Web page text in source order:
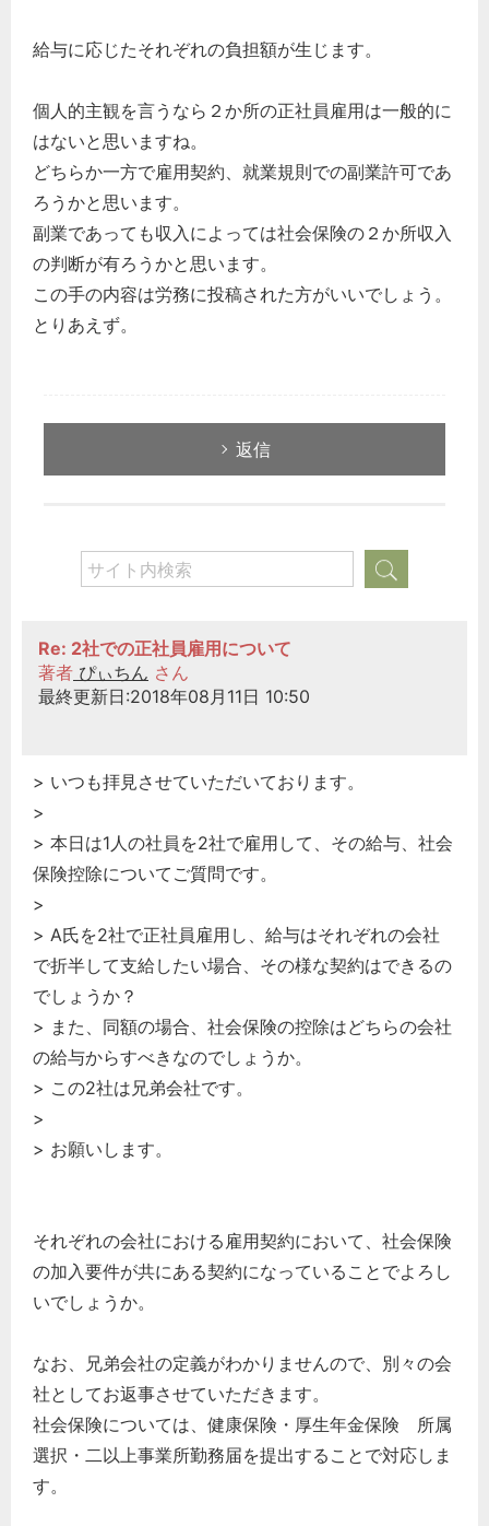
給与に応じたそれぞれの負担額が生じます。
個人的主観を言うなら２か所の正社員雇用は一般的に
はないと思いますね。
どちらか一方で雇用契約、就業規則での副業許可であ
ろうかと思います。
副業であっても収入によっては社会保険の２か所収入
の判断が有ろうかと思います。
この手の内容は労務に投稿された方がいいでしょう。
とりあえず。
返信
Re: 2社での正社員雇用について
著者 ぴぃちん さん
最終更新日:2018年08月11日 10:50
> いつも拝見させていただいております。
>
> 本日は1人の社員を2社で雇用して、その給与、社会
保険控除についてご質問です。
>
> A氏を2社で正社員雇用し、給与はそれぞれの会社
で折半して支給したい場合、その様な契約はできるの
でしょうか？
> また、同額の場合、社会保険の控除はどちらの会社
の給与からすべきなのでしょうか。
> この2社は兄弟会社です。
>
> お願いします。
それぞれの会社における雇用契約において、社会保険
の加入要件が共にある契約になっていることでよろし
いでしょうか。
なお、兄弟会社の定義がわかりませんので、別々の会
社としてお返事させていただきます。
社会保険については、健康保険・厚生年金保険 所属
選択・二以上事業所勤務届を提出することで対応しま
す。